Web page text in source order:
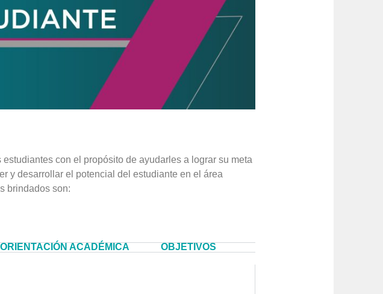
con el propósito de ayudarles a lograr su meta
y desarrollar el potencial del estudiante en el área
brindados son:
ORIENTACIÓN ACADÉMICA OBJETIVOS